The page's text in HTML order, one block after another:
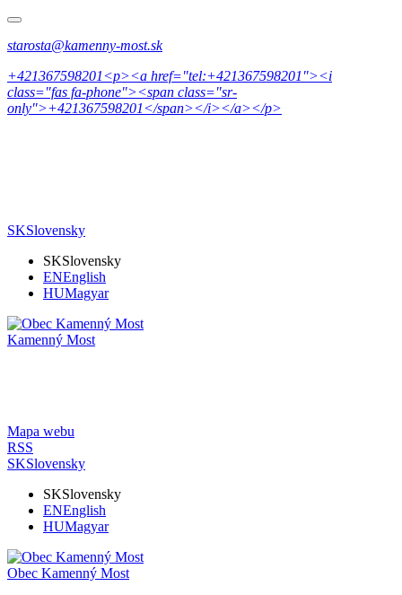
starosta@kamenny-most.sk
+421367598201<p><a href="tel:+421367598201"><i
class="fas fa-phone"><span class="sr-
only">+421367598201</span></i></a></p>
SKSlovensky
SKSlovensky
ENEnglish
HUMagyar
Kamenný Most
Mapa webu
RSS
SKSlovensky
SKSlovensky
ENEnglish
HUMagyar
Obec Kamenný Most